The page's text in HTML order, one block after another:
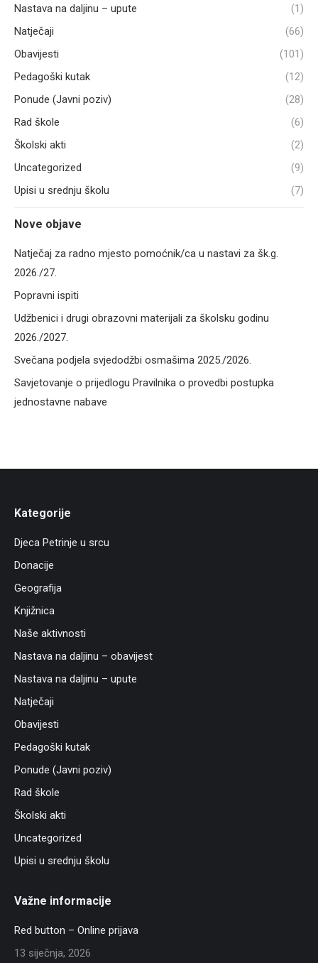
Nastava na daljinu – upute
(1)
Natječaji
(66)
Obavijesti
(101)
Pedagoški kutak
(12)
Ponude (Javni poziv)
(28)
Rad škole
(6)
Školski akti
(2)
Uncategorized
(9)
Upisi u srednju školu
(7)
Nove objave
Natječaj za radno mjesto pomoćnik/ca u nastavi za šk.g.
2026./27.
Popravni ispiti
Udžbenici i drugi obrazovni materijali za školsku godinu
2026./2027.
Svečana podjela svjedodžbi osmašima 2025./2026.
Savjetovanje o prijedlogu Pravilnika o provedbi postupka
jednostavne nabave
Kategorije
Djeca Petrinje u srcu
Donacije
Geografija
Knjižnica
Naše aktivnosti
Nastava na daljinu – obavijest
Nastava na daljinu – upute
Natječaji
Obavijesti
Pedagoški kutak
Ponude (Javni poziv)
Rad škole
Školski akti
Uncategorized
Upisi u srednju školu
Važne informacije
Red button – Online prijava
13 siječnja, 2026